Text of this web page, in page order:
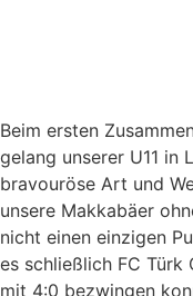
Beim ersten
gelang unserer U11 in
bravouröse Art und
unsere Makkabäer
nicht einen einzigen
es schließlich FC Türk
mit 4:0 bezwingen